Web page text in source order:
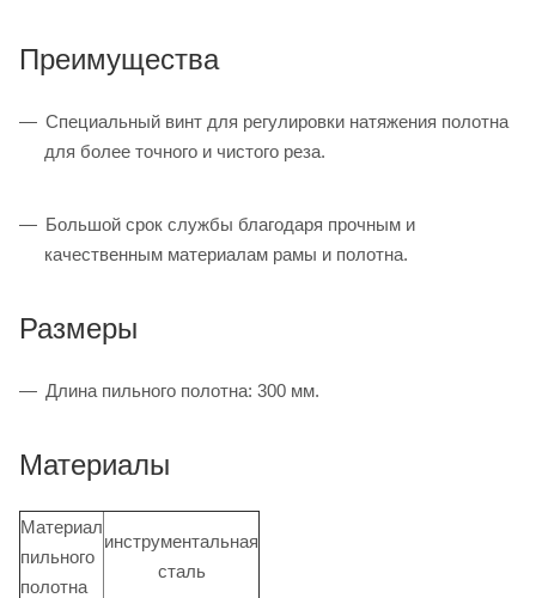
Преимущества
Специальный винт для регулировки натяжения полотна
для более точного и чистого реза.
Большой срок службы благодаря прочным и
качественным материалам рамы и полотна.
Размеры
Длина пильного полотна: 300 мм.
Материалы
Материал
пильного
полотна
инструментальная
сталь